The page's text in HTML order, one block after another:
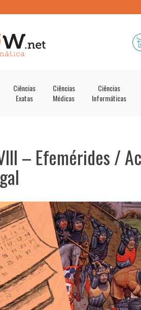
Ciências
Exatas
Ciências
Médicas
Ciências
Informáticas
– Efemérides /